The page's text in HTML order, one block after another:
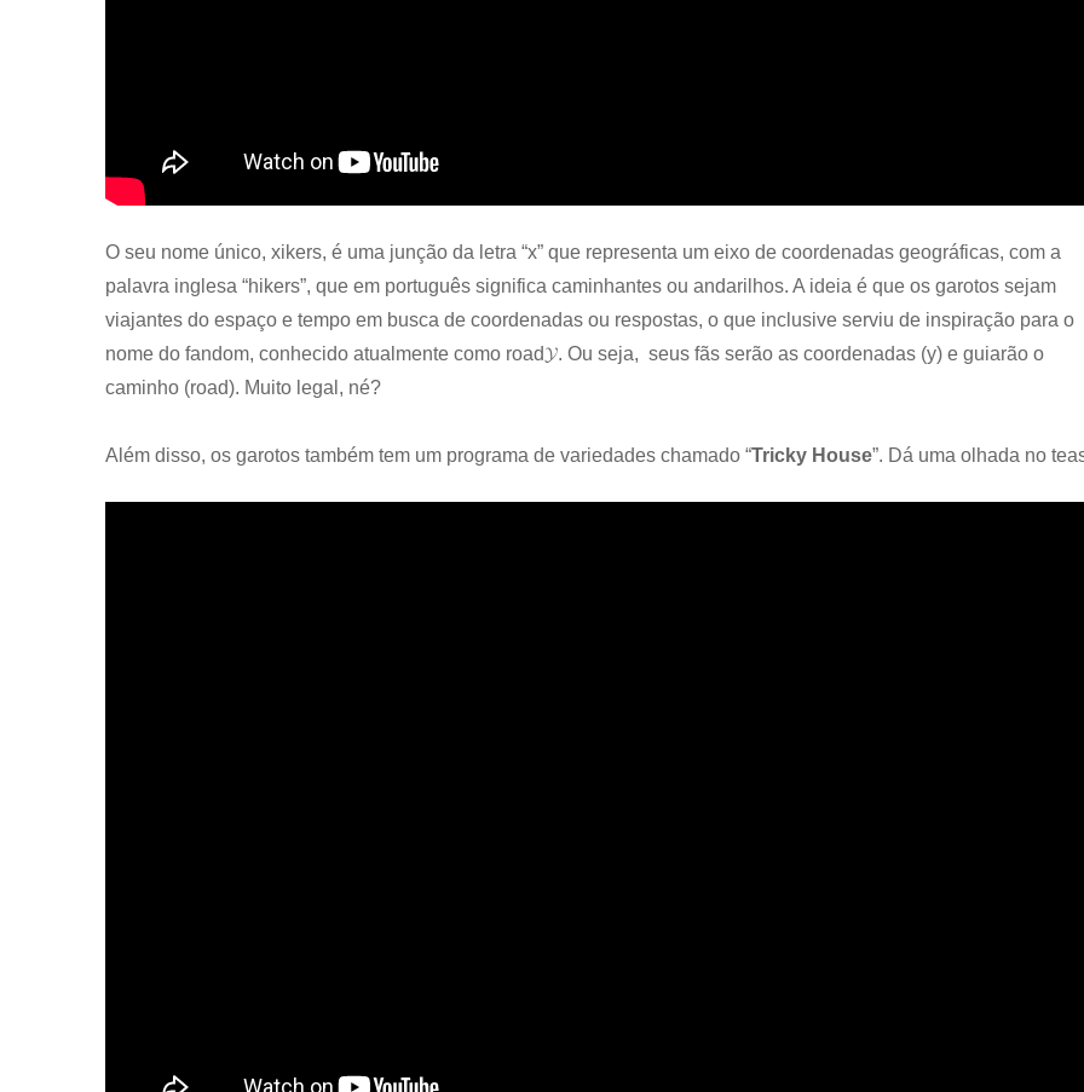
O seu nome único, xikers, é uma junção da letra “x” que representa um eixo de coordenadas geográficas, com a
palavra inglesa “hikers”, que em português significa caminhantes ou andarilhos. A ideia é que os garotos sejam
viajantes do espaço e tempo em busca de coordenadas ou respostas, o que inclusive serviu de inspiração para o
nome do fandom, conhecido atualmente como road𝓨. Ou seja, seus fãs serão as coordenadas (y) e guiarão o
caminho (road). Muito legal, né?
Além disso, os garotos também tem um programa de variedades chamado “Tricky House”. Dá uma olhada no